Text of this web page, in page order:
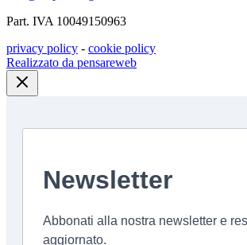
Part. IVA 10049150963
privacy policy - cookie policy
Realizzato da pensareweb